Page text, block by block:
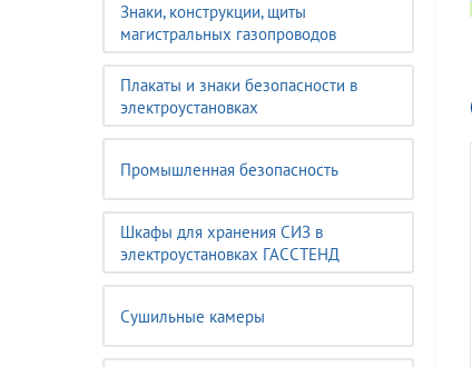
Знаки, конструкции, щиты
магистральных газопроводов
Плакаты и знаки безопасности в
электроустановках
Промышленная безопасность
Шкафы для хранения СИЗ в
электроустановках ГАССТЕНД
Сушильные камеры